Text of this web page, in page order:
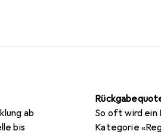
ab
bis
So oft wird ein
Kategorie